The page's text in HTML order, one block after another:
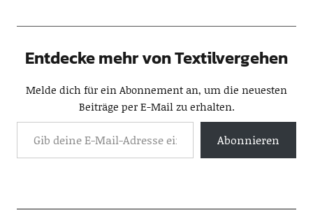
Entdecke mehr von Textilvergehen
Melde dich für ein Abonnement an, um die neuesten
Beiträge per E-Mail zu erhalten.
Abonnieren